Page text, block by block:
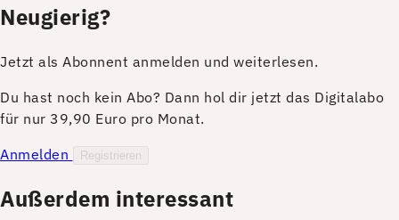
Neugierig?
Jetzt als Abonnent anmelden und weiterlesen.
Du hast noch kein Abo? Dann hol dir jetzt das Digitalabo
für nur 39,90 Euro pro Monat.
Anmelden
Registrieren
Außerdem interessant